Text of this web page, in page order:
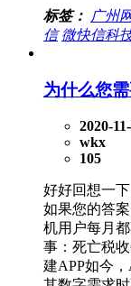
标签： 广州
信 微快信科
为什么您
2020-
wkx
105
好好回想一
如果您的答
机用户每月
事：死亡税
建APP如今